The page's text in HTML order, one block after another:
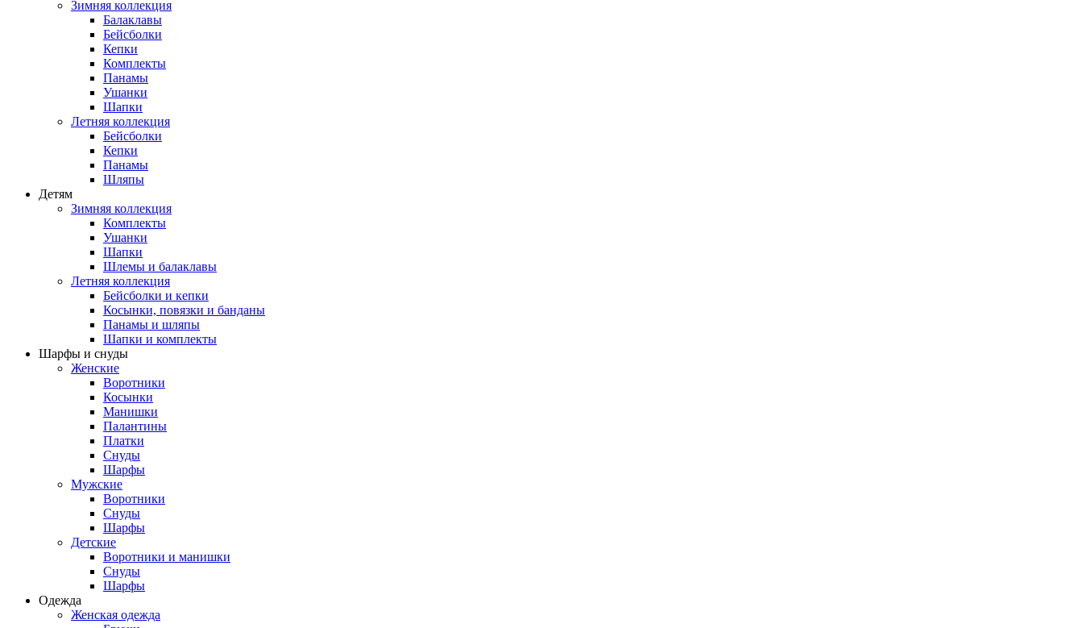
Зимняя коллекция
Балаклавы
Бейсболки
Кепки
Комплекты
Панамы
Ушанки
Шапки
Летняя коллекция
Бейсболки
Кепки
Панамы
Шляпы
Детям
Зимняя коллекция
Комплекты
Ушанки
Шапки
Шлемы и балаклавы
Летняя коллекция
Бейсболки и кепки
Косынки, повязки и банданы
Панамы и шляпы
Шапки и комплекты
Шарфы и снуды
Женские
Воротники
Косынки
Манишки
Палантины
Платки
Снуды
Шарфы
Мужские
Воротники
Снуды
Шарфы
Детские
Воротники и манишки
Снуды
Шарфы
Одежда
Женская одежда